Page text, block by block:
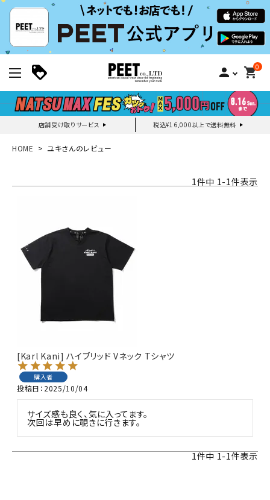
person 0
shopping_cart
店舗受け取りサービス 税込¥16,000以上で送料無料
新規会員登録｜ログイン
詳しい条件から探す
HOME ユキさんのレビュー
1件中 1-1件表示
[Karl Kani] ハイブリッド Vネック Tシャツ
購入者
投稿日 2025/10/04
サイズ感も良く、気に入ってます。
次回は早めに覗きに行きます。
1件中 1-1件表示